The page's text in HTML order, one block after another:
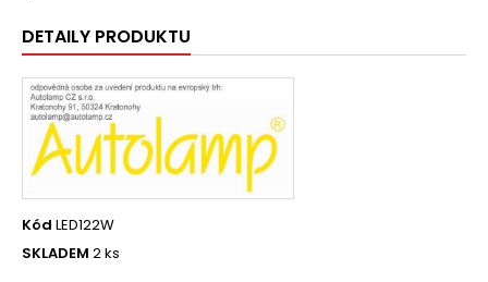
DETAILY PRODUKTU
Kód LED122W
SKLADEM 2 ks